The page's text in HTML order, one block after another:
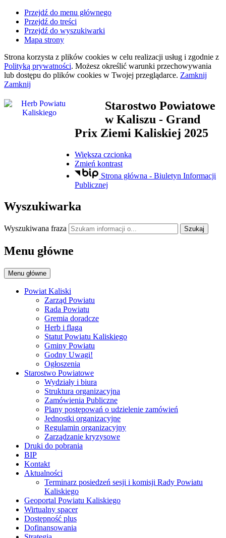
Przejdź do menu głównego
Przejdź do treści
Przejdź do wyszukiwarki
Mapa strony
Strona korzysta z plików cookies w celu realizacji usług i zgodnie z
Polityką prywatności. Możesz określić warunki przechowywania
lub dostępu do plików cookies w Twojej przeglądarce. Zamknij
Zamknij
Starostwo Powiatowe
w Kaliszu - Grand
Prix Ziemi Kaliskiej 2025
Większa czcionka
Zmień kontrast
Strona główna - Biuletyn Informacji
Publicznej
Wyszukiwarka
Wyszukiwana fraza Szukaj
Menu główne
Menu główne
Powiat Kaliski
Zarząd Powiatu
Rada Powiatu
Gremia doradcze
Herb i flaga
Statut Powiatu Kaliskiego
Gminy Powiatu
Godny Uwagi!
Ogłoszenia
Starostwo Powiatowe
Wydziały i biura
Struktura organizacyjna
Zamówienia Publiczne
Plany postępowań o udzielenie zamówień
Jednostki organizacyjne
Regulamin organizacyjny
Zarządzanie kryzysowe
Druki do pobrania
BIP
Kontakt
Aktualności
Terminarz posiedzeń sesji i komisji Rady Powiatu
Kaliskiego
Geoportal Powiatu Kaliskiego
Wirtualny spacer
Dostępność plus
Dofinansowania